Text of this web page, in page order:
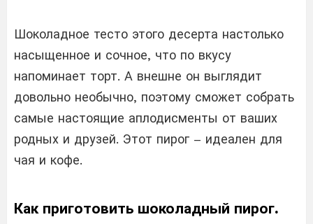
Шоколадное тесто этого десерта настолько
насыщенное и сочное, что по вкусу
напоминает торт. А внешне он выглядит
довольно необычно, поэтому сможет собрать
самые настоящие аплодисменты от ваших
родных и друзей. Этот пирог – идеален для
чая и кофе.
Как приготовить шоколадный пирог.